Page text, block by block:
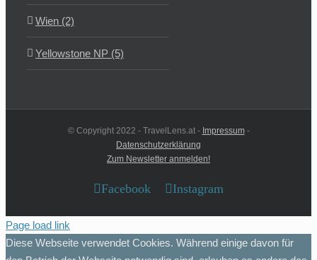
Wien (2)
Yellowstone NP (5)
© Copyright 2022 - TravelLens.at - Impressum-
Datenschutzerklärung
Zum Newsletter anmelden!
Facebook Instagram
Page load link
Diese Webseite verwendet Cookies. Während einige davon für